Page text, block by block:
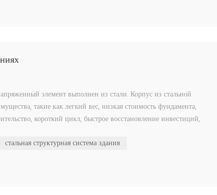
элемент выполнен из стали. Корпус из стальной
такие как легкий вес, низкая стоимость фундамента,
короткий цикл, быстрое восстановление инвестиций,
стальная структурная система здания